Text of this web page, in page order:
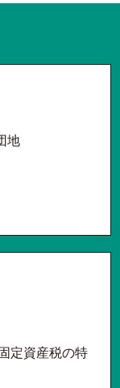
地
定資産税の特